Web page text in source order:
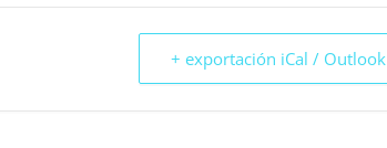
+ exportación iCal / Outlook